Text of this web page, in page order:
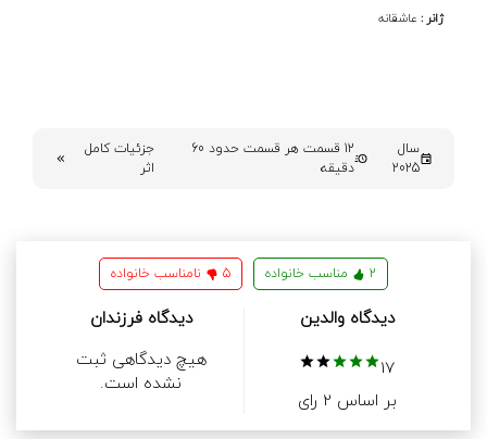
ژانر : عاشقانه
سال
2025
12 قسمت هر قسمت حدود 60
دقیقه
جزئیات کامل
اثر
2 مناسب خانواده 5 نامناسب خانواده
دیدگاه والدین
17
بر اساس 2 رای
دیدگاه فرزندان
هیچ دیدگاهی ثبت
نشده است.